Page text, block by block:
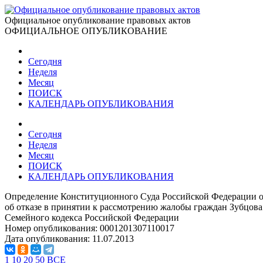
Официальное опубликование правовых актов
ОФИЦИАЛЬНОЕ ОПУБЛИКОВАНИЕ
Сегодня
Неделя
Месяц
ПОИСК
КАЛЕНДАРЬ ОПУБЛИКОВАНИЯ
Сегодня
Неделя
Месяц
ПОИСК
КАЛЕНДАРЬ ОПУБЛИКОВАНИЯ
Определение Конституционного Суда Российской Федерации
об отказе в принятии к рассмотрению жалобы граждан
Семейного кодекса Российской Федерации
Номер опубликования: 0001201307110017
Дата опубликования: 11.07.2013
1 10 20 50 ВСЕ